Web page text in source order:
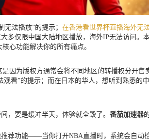
法播放”的提示； 在香港看世界杯直播海外无
仅限中国大陆地区播放，海外IP无法访问。
心功能解决你的所有痛点。
因为版权方通常会将不同地区的转播权分开
看”的提示；而在日本的华人，想听到熟悉的
，要是缓冲半天，体验就全毁了。 番茄加速器
荐功能——当你打开NBA直播时，系统会自动